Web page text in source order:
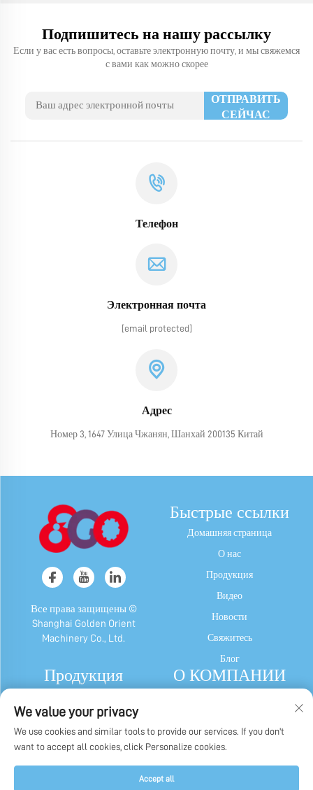
Подпишитесь на нашу рассылку
Если у вас есть вопросы, оставьте электронную почту, и мы свяжемся
с вами как можно скорее
ОТПРАВИТЬ
СЕЙЧАС
Телефон
Электронная почта
[email protected]
Адрес
Номер 3, 1647 Улица Чжанян, Шанхай 200135 Китай
Все права защищены ©
Shanghai Golden Orient
Machinery Co., Ltd.
Быстрые ссылки
Домашняя страница
О нас
Продукция
Видео
Новости
Свяжитесь
Блог
Продукция
Жевательной Резинки
Шоколадный Автомат
Машина Для Упаковки Конфет,
Жевательной Резинки И Шоколада
О КОМПАНИИ
Заводской дисплей
We value your privacy
We use cookies and similar tools to provide our services. If you don't
want to accept all cookies, click Personalize cookies.
Accept all